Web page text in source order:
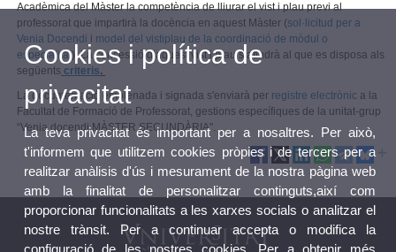
Acadèmica del Màster la competència de lliurar el vist i plau previ al
professorat que impartirà la docència en aquest Màster (sol·licitud per a
Venia Docendi i model del vistiplau de la coordinació de mòdul o
especialitat). La concessió d’aquest vist i plau s’atindrà al que es disposa als
següents criteris.
La documentació emplenada i signada s'enviarà per registre electrònic a la
Facultat de Formació de Professorat, gestions específiques de la unitat-grup
“Venia docendi MÀSTER SECUNDÀRIA".
Cookies i política de
privacitat
La teva privacitat és important per a nosaltres. Per això,
t'informem que utilitzem cookies pròpies i de tercers per a
realitzar anàlisis d'ús i mesurament de la nostra pàgina web
amb la finalitat de personalitzar continguts,així com
proporcionar funcionalitats a les xarxes socials o analitzar el
nostre trànsit. Per a continuar accepta o modifica la
configuració de les nostres cookies. Per a obtenir més